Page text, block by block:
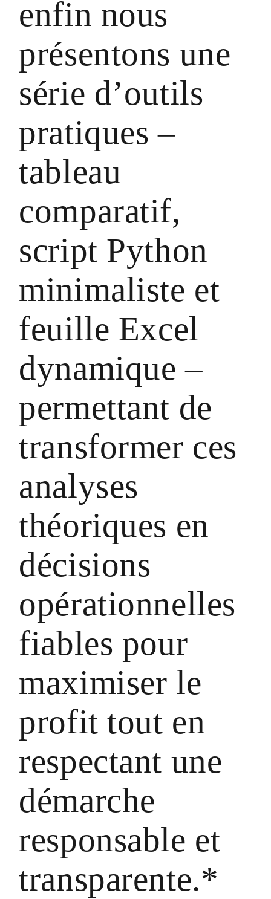
enfin nous
présentons une
série d’outils
pratiques –
tableau
comparatif,
script Python
minimaliste et
feuille Excel
dynamique –
permettant de
transformer ces
analyses
théoriques en
décisions
opérationnelles
fiables pour
maximiser le
profit tout en
respectant une
démarche
responsable et
transparente.*